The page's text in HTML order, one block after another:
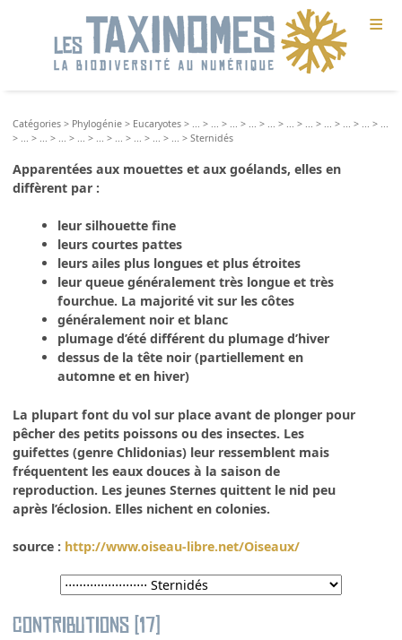
≡
Catégories > Phylogénie > Eucaryotes > > > > > > > > > > >
>
> > > > > > > > >Sternidés
Apparentées aux mouettes et aux goélands, elles en
diffèrent par :
leur silhouette fine
leurs courtes pattes
leurs ailes plus longues et plus étroites
leur queue généralement très longue et très
fourchue. La majorité vit sur les côtes
généralement noir et blanc
plumage d’été différent du plumage d’hiver
dessus de la tête noir (partiellement en
automne et en hiver)
La plupart font du vol sur place avant de plonger pour
pêcher des petits poissons ou des insectes. Les
guifettes (genre Chlidonias) leur ressemblent mais
fréquentent les eaux douces à la saison de
reproduction. Les jeunes Sternes quittent le nid peu
après l’éclosion. Elles nichent en colonies.
source : http://www.oiseau-libre.net/Oiseaux/
Contributions (17)